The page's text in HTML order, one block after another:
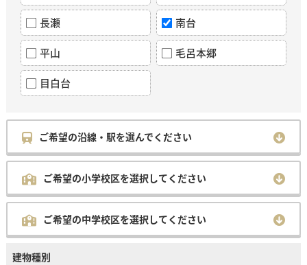
長瀬 南台
平山 毛呂本郷
目白台
ご希望の沿線・駅を選んでください
ご希望の小学校区を選択してください
ご希望の中学校区を選択してください
建物種別